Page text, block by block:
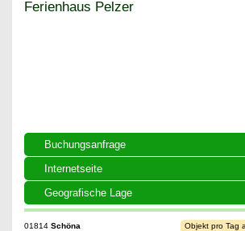
Ferienhaus Pelzer
Buchungsanfrage
Internetseite
Geografische Lage
Ferienhaus Pelzer
01814 Schöna
Objekt pro Tag